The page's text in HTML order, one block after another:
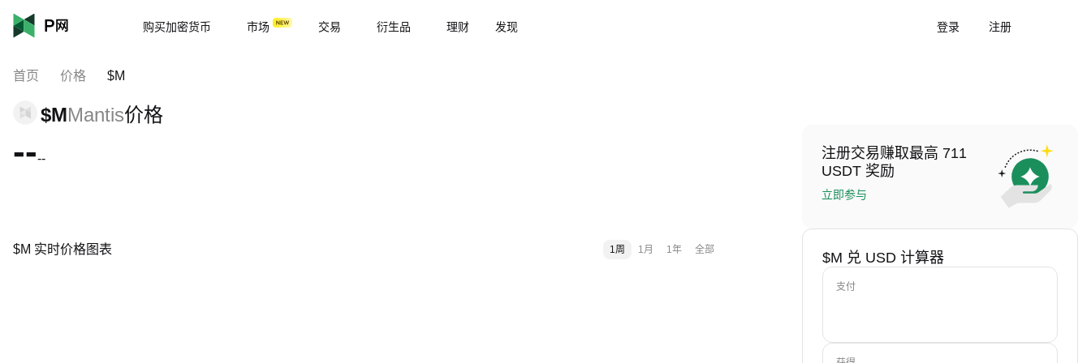
购买加密货币 市场 交易 衍生品 理财 发现 登录 注册
首页 价格 $M
$MMantis价格
----
$M 实时价格图表 1周 1月 1年 全部
注册交易赚取最高 711
USDT 奖励
立即参与
$M 兑 USD 计算器
支付